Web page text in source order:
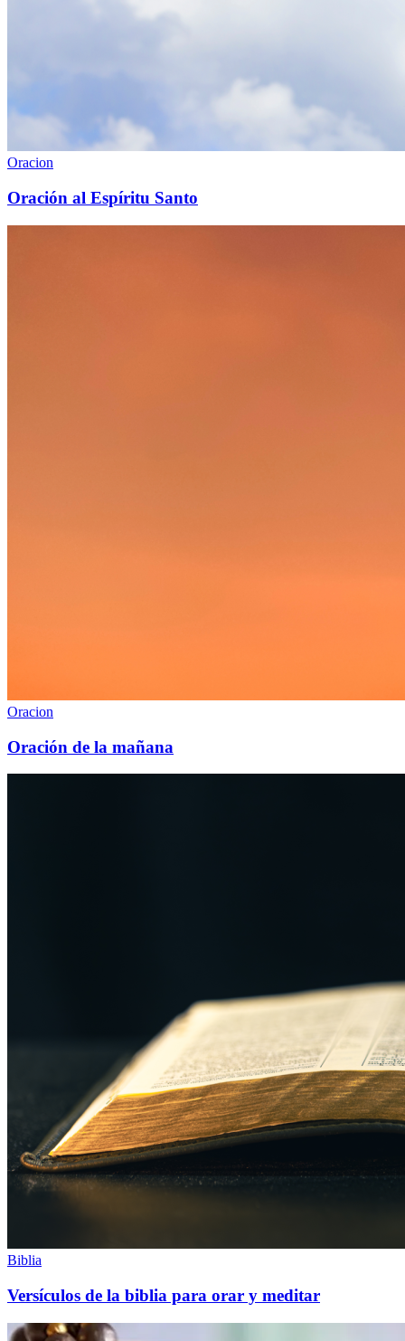
Oracion
Oración al Espíritu Santo
Oracion
Oración de la mañana
Biblia
Versículos de la biblia para orar y meditar